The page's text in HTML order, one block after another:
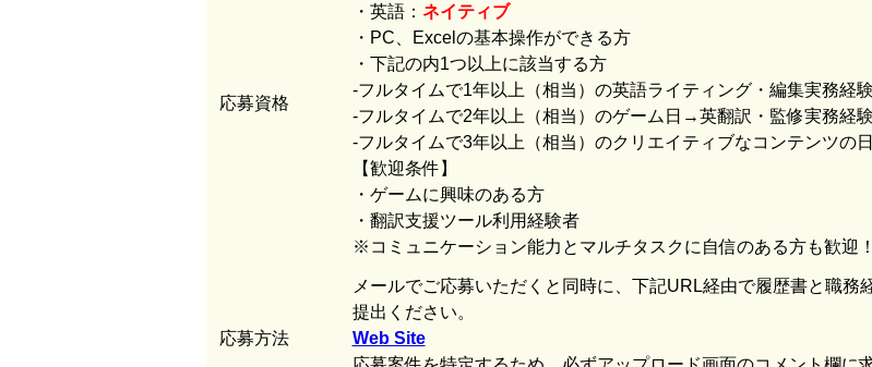
応募資格
・英語： ネイティブ
・PC、Excelの基本操作ができる方
・下記の内1つ以上に該当する方
-フルタイムで1年以上（相当）の英語ライティング・編集実務経験
-フルタイムで2年以上（相当）のゲーム日→英翻訳・監修実務経験
-フルタイムで3年以上（相当）のクリエイティブなコンテンツの
【歓迎条件】
・ゲームに興味のある方
・翻訳支援ツール利用経験者
※コミュニケーション能力とマルチタスクに自信のある方も歓迎！
応募方法
メールでご応募いただくと同時に、下記URL経由で履歴書と職務
提出ください。
Web Site